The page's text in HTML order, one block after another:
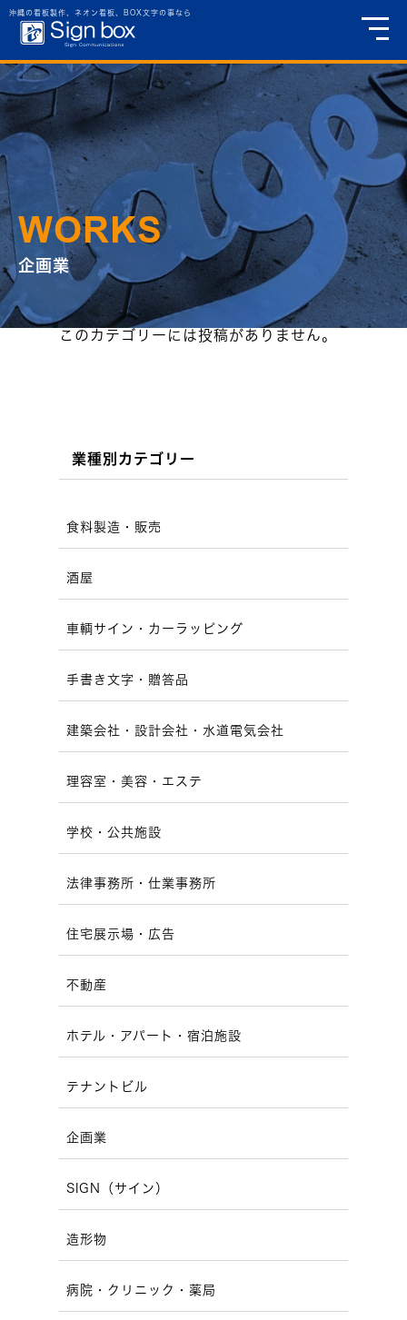
沖縄の看板製作、ネオン看板、BOX文字の事なら
企画業
WORKS
企画業
このカテゴリーには投稿がありません。
業種別カテゴリー
食料製造・販売
酒屋
車輌サイン・カーラッピング
手書き文字・贈答品
建築会社・設計会社・水道電気会社
理容室・美容・エステ
学校・公共施設
法律事務所・仕業事務所
住宅展示場・広告
不動産
ホテル・アパート・宿泊施設
テナントビル
企画業
SIGN（サイン）
造形物
病院・クリニック・薬局